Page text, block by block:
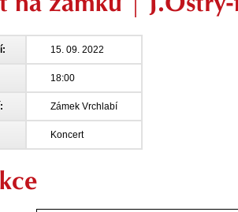
15. 09. 2022
18:00
Zámek Vrchlabí
Koncert